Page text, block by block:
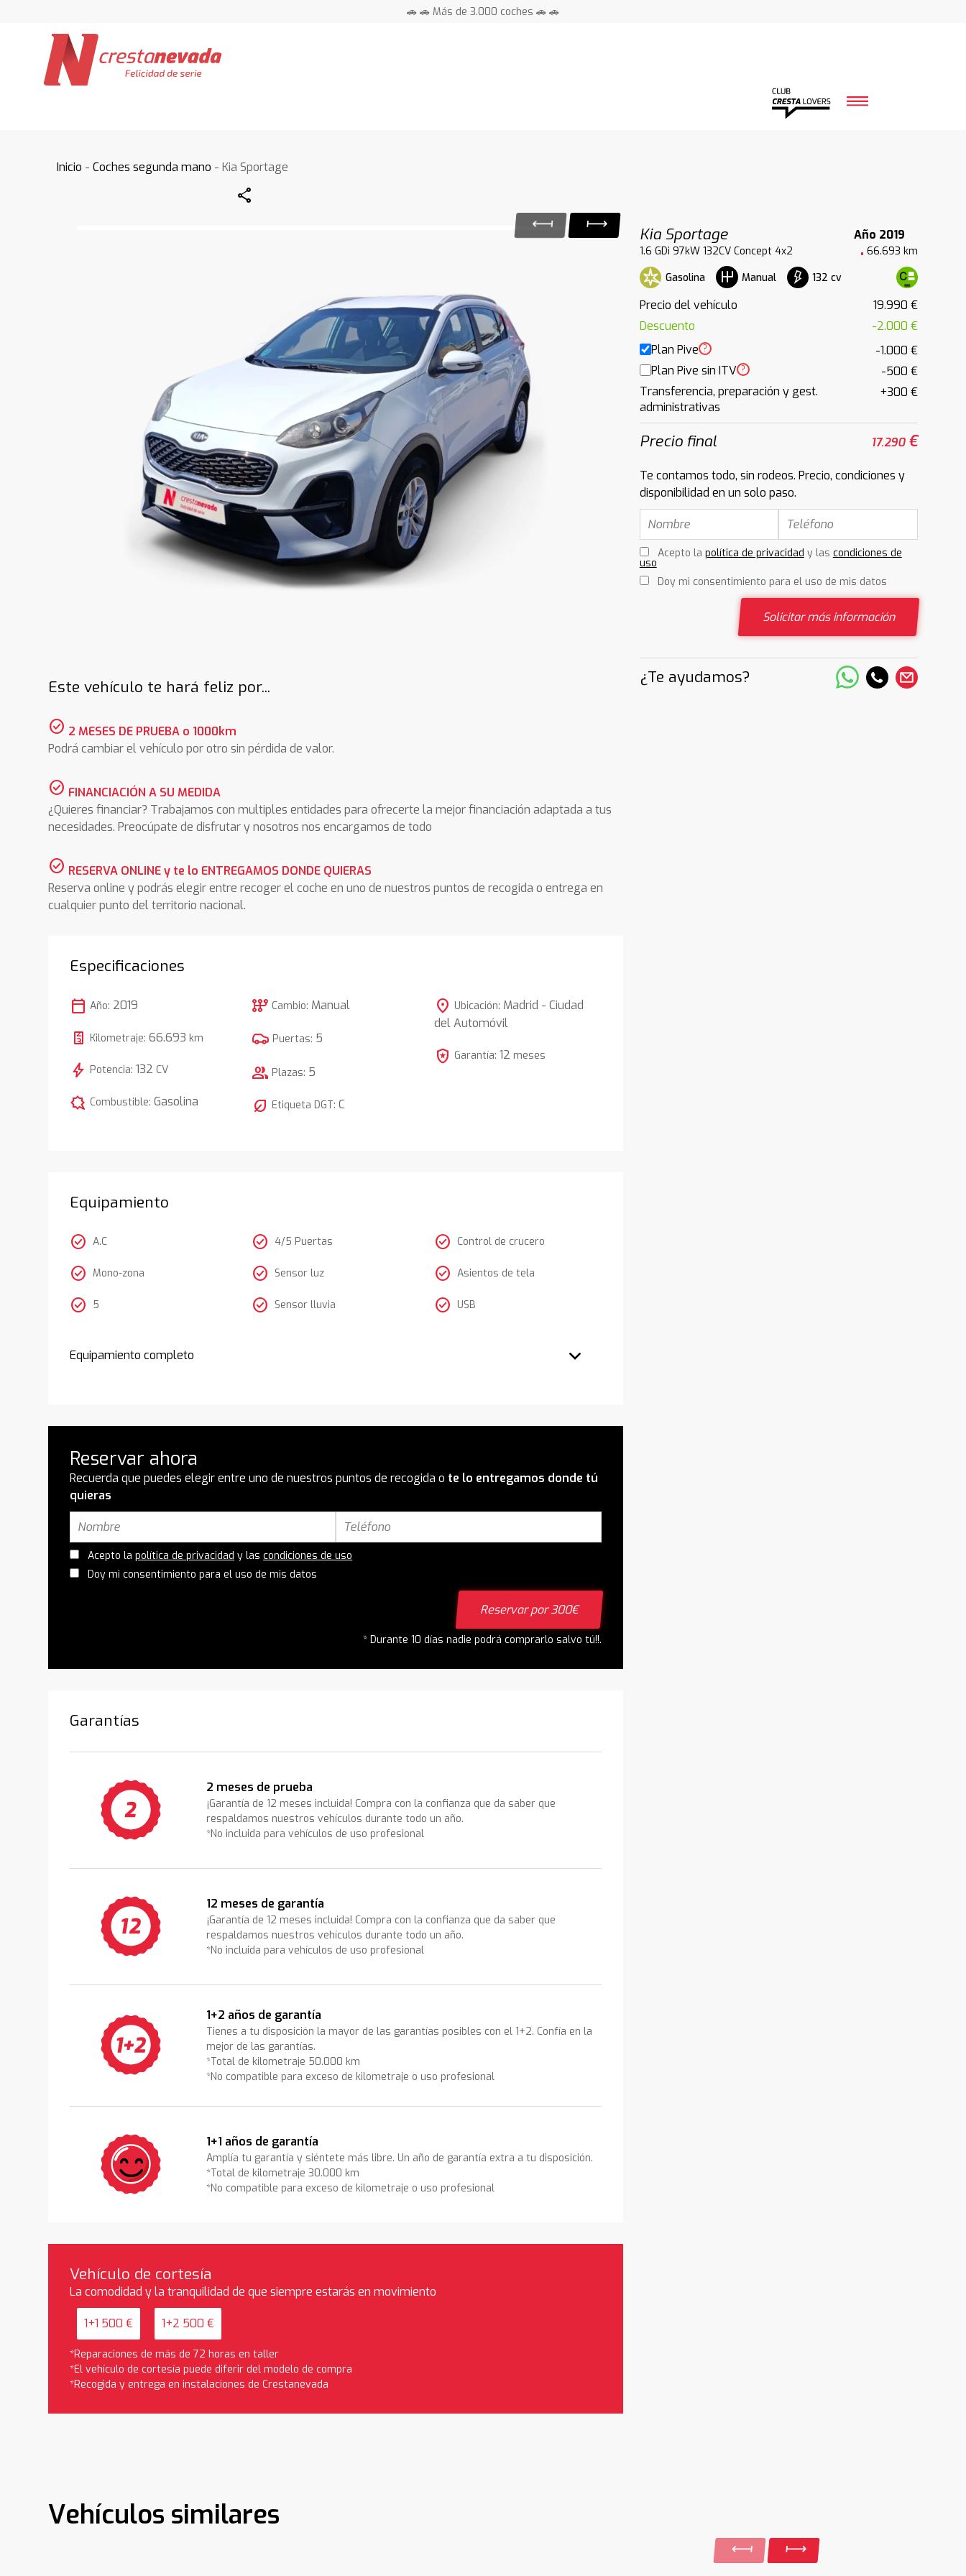
🚗 🚗 Más de 3.000 coches 🚗 🚗
Inicio -Coches segunda mano - Kia Sportage
Share
Kia Sportage
Año 2019
1.6 GDi 97kW 132CV Concept 4x2
66.693 km
Gasolina
Manual 132 cv
Precio del vehículo
19.990 €
Descuento
-2.000 €
Plan Pive ?
-1.000 €
Plan Pive sin ITV ?
-500 €
Transferencia, preparación y gest.
administrativas
+300 €
Precio final 17.290€
Te contamos todo, sin rodeos. Precio, condiciones y
disponibilidad en un solo paso.
Acepto la política de privacidad y las condiciones de
uso
Doy mi consentimiento para el uso de mis datos
Solicitar más información
¿Te ayudamos?
Este vehículo te hará feliz por...
check_circle 2 MESES DE PRUEBA o 1000km
Podrá cambiar el vehículo por otro sin pérdida de valor.
check_circle FINANCIACIÓN A SU MEDIDA
¿Quieres financiar? Trabajamos con multiples entidades para ofrecerte la mejor financiación adaptada a tus
necesidades. Preocúpate de disfrutar y nosotros nos encargamos de todo
check_circle RESERVA ONLINE y te lo ENTREGAMOS DONDE QUIERAS
Reserva online y podrás elegir entre recoger el coche en uno de nuestros puntos de recogida o entrega en
cualquier punto del territorio nacional.
Especificaciones
calendar_today Año: 2019
Kilometraje:66.693 km
bolt Potencia:132 CV
comic_bubble Combustible:Gasolina
auto_transmission Cambio: Manual
Puertas: 5
group Plazas: 5
nest_eco_leaf Etiqueta DGT:C
location_on Ubicación: Madrid - Ciudad
del Automóvil
local_police Garantía: 12 meses
Equipamiento
check_circle A.C
check_circle Mono-zona
check_circle 5
check_circle 4/5 Puertas
check_circle Sensor luz
check_circle Sensor lluvia
check_circle Control de crucero
check_circle Asientos de tela
check_circle USB
Equipamiento completo
Reservar ahora
Recuerda que puedes elegir entre uno de nuestros puntos de recogida o te lo entregamos donde tú
quieras
Acepto lapolítica de privacidad y lascondiciones de uso
Doy mi consentimiento para el uso de mis datos
Reservar por 300€
* Durante 10 días nadie podrá comprarlo salvo tú!!.
Garantías
2 meses de prueba
¡Garantía de 12 meses incluida! Compra con la confianza que da saber que
respaldamos nuestros vehículos durante todo un año.
*No incluida para vehículos de uso profesional
12 meses de garantía
¡Garantía de 12 meses incluida! Compra con la confianza que da saber que
respaldamos nuestros vehículos durante todo un año.
*No incluida para vehículos de uso profesional
1+2 años de garantía
Tienes a tu disposición la mayor de las garantías posibles con el 1+2. Confía en la
mejor de las garantías.
*Total de kilometraje 50.000 km
*No compatible para exceso de kilometraje o uso profesional
1+1 años de garantía
Amplía tu garantía y siéntete más libre. Un año de garantía extra a tu disposición.
*Total de kilometraje 30.000 km
*No compatible para exceso de kilometraje o uso profesional
Vehículo de cortesía
La comodidad y la tranquilidad de que siempre estarás en movimiento
1+1 500 € 1+2 500 €
*Reparaciones de más de 72 horas en taller
*El vehículo de cortesía puede diferir del modelo de compra
*Recogida y entrega en instalaciones de Crestanevada
Vehículos similares